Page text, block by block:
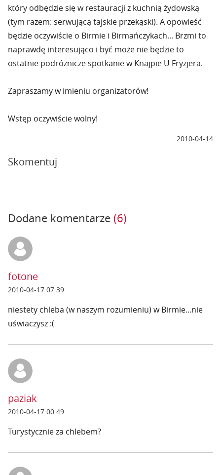
który odbędzie się w restauracji z kuchnią żydowską
(tym razem: serwującą tajskie przekąski). A opowieść
będzie oczywiście o Birmie i Birmańczykach... Brzmi to
naprawdę interesująco i być może nie będzie to
ostatnie podróżnicze spotkanie w Knajpie U Fryzjera.
Zapraszamy w imieniu organizatorów!
Wstęp oczywiście wolny!
2010-04-14
Skomentuj
Dodane komentarze (6)
fotone
2010-04-17 07:39
niestety chleba (w naszym rozumieniu) w Birmie...nie
uświaczysz :(
paziak
2010-04-17 00:49
Turystycznie za chlebem?